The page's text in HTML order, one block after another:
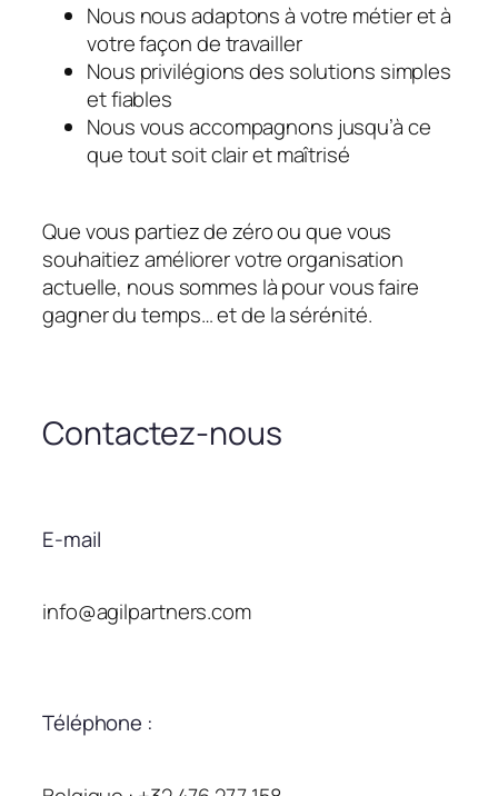
Nous nous adaptons à votre métier et à
votre façon de travailler
Nous privilégions des solutions simples
et fiables
Nous vous accompagnons jusqu’à ce
que tout soit clair et maîtrisé
Que vous partiez de zéro ou que vous
souhaitiez améliorer votre organisation
actuelle, nous sommes là pour vous faire
gagner du temps… et de la sérénité.
Contactez-nous
E-mail
info@agilpartners.com
Téléphone :